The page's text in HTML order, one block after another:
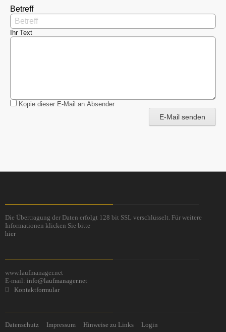
Betreff
Ihr Text
Kopie dieser E-Mail an Absender
E-Mail senden
Die Übertragung der Daten erfolgt 128 bit SSL verschlüsselt. Für weitere
Informationen klicken Sie bitte
hier
www.laufmanager.net
E-mail: info@laufmanager.net
Kontaktformular
Datenschutz Impressum Hinweise zu Links Login